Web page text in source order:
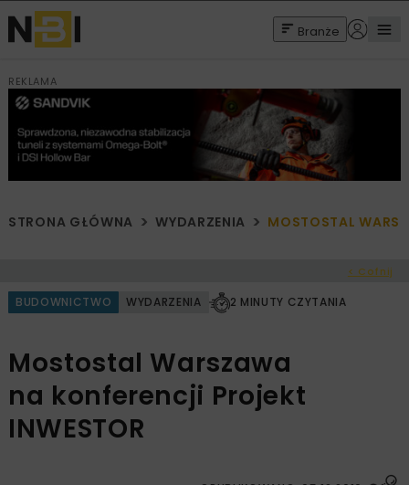
Branże
REKLAMA
STRONA GŁÓWNA WYDARZENIA MOSTOSTAL
< Cofnij
BUDOWNICTWO WYDARZENIA 2 MINUTY CZYTANIA
Mostostal Warszawa
na konferencji Projekt
INWESTOR